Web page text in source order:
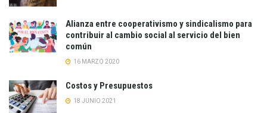
Alianza entre cooperativismo y sindicalismo para
contribuir al cambio social al servicio del bien
común
16 MARZO 2020
Costos y Presupuestos
18 JUNIO 2021